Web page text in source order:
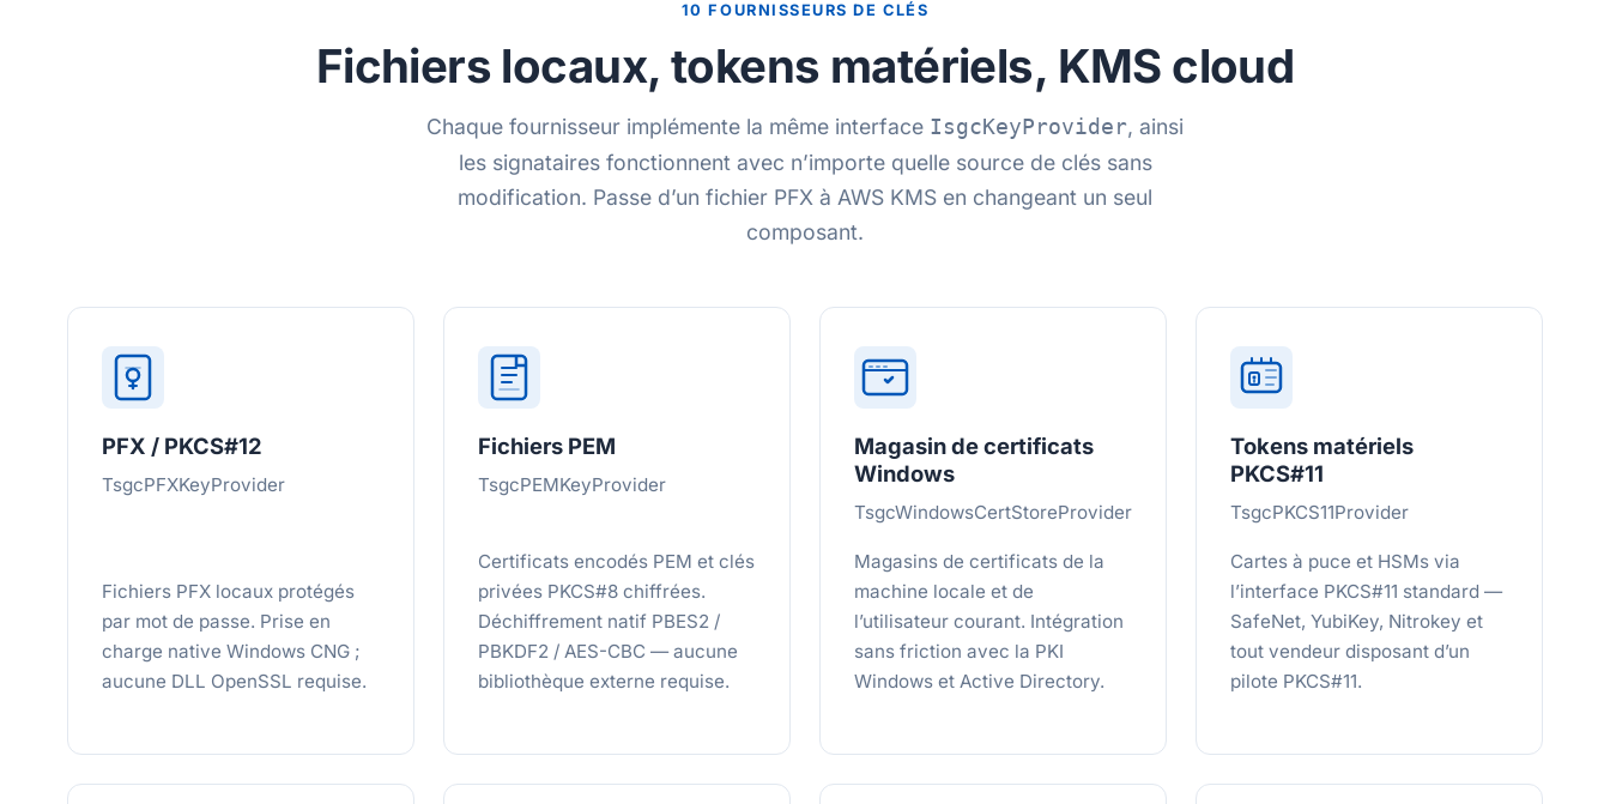
10 FOURNISSEURS DE CLÉS
Fichiers locaux, tokens matériels, KMS cloud
Chaque fournisseur implémente la même interface IsgcKeyProvider, ainsi
les signataires fonctionnent avec n’importe quelle source de clés sans
modification. Passe d’un fichier PFX à AWS KMS en changeant un seul
composant.
PFX / PKCS#12
TsgcPFXKeyProvider
Fichiers PFX locaux protégés
par mot de passe. Prise en
charge native Windows CNG ;
aucune DLL OpenSSL requise.
Fichiers PEM
TsgcPEMKeyProvider
Certificats encodés PEM et clés
privées PKCS#8 chiffrées.
Déchiffrement natif PBES2 /
PBKDF2 / AES-CBC — aucune
bibliothèque externe requise.
Magasin de certificats
Windows
TsgcWindowsCertStoreProvider
Magasins de certificats de la
machine locale et de
l’utilisateur courant. Intégration
sans friction avec la PKI
Windows et Active Directory.
Tokens matériels
PKCS#11
TsgcPKCS11Provider
Cartes à puce et HSMs via
l’interface PKCS#11 standard —
SafeNet, YubiKey, Nitrokey et
tout vendeur disposant d’un
pilote PKCS#11.